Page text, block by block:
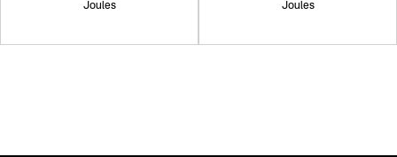
Joules
Joules